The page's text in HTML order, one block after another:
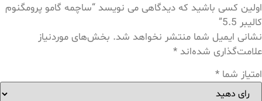
اولین کسی باشید که دیدگاهی می نویسد “ساچمه گامو پرومگنوم
کالیبر 5.5”
نشانی ایمیل شما منتشر نخواهد شد. بخش‌های موردنیاز
علامت‌گذاری شده‌اند *
امتیاز شما *